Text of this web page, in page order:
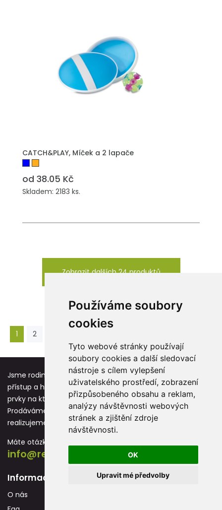
Používáme soubory
cookies
Tyto webové stránky používají
soubory cookies a další sledovací
nástroje s cílem vylepšení
uživatelského prostředí, zobrazení
přizpůsobeného obsahu a reklam,
analýzy návštěvnosti webových
stránek a zjištění zdroje
návštěvnosti.
OK
Upravit mé předvolby
CATCH&PLAY, Míček a 2 lapače
od 38.05 Kč
Skladem: 2183 ks.
Zobrazit dalších 24 produktů
1 2
Jsme rodinná firma založená před více jak 25 lety. Osobní
přístup a hodnoty jako respekt, úcta a vděk jsou základní
prvky na kterých stavíme každou novou spolupráci.
Prodáváme reklamní předměty s potiskem, které
realizujeme převážně na vlastních strojích.
Máte otázku? Neváhejte nás kontaktovat:
info@reklamnidarky.cz
Informace
O nás